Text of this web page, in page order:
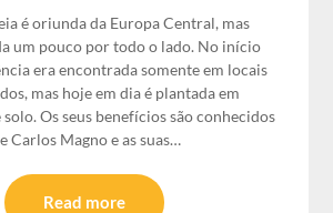
é oriunda da Europa Central, mas
um pouco por todo o lado. No início
era encontrada somente em locais
mas hoje em dia é plantada em
Os seus benefícios são conhecidos
Carlos Magno e as suas…
Read more